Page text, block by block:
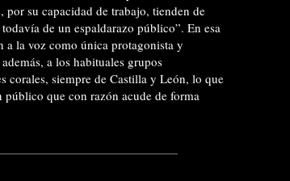
su capacidad de trabajo, tienden de
de un espaldarazo público”. En esa
a la voz como única protagonista y
a los habituales grupos
corales, siempre de Castilla y León, lo que
que con razón acude de forma